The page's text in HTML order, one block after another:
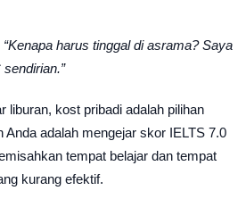
“Kenapa harus tinggal di asrama? Saya
liburan, kost pribadi adalah pilihan
Anda adalah mengejar skor IELTS 7.0
tempat belajar dan tempat
kurang efektif.